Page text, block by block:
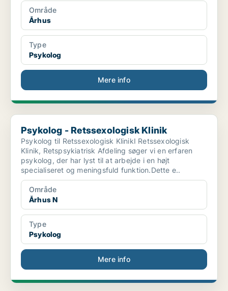
Område
Århus
Type
Psykolog
Mere info
Psykolog - Retssexologisk Klinik
Psykolog - Retssexologisk Klinik
Psykolog til Retssexologisk KlinikI Retssexologisk
Klinik, Retspsykiatrisk Afdeling søger vi en erfaren
psykolog, der har lyst til at arbejde i en højt
specialiseret og meningsfuld funktion.Dette e..
Område
Århus N
Type
Psykolog
Mere info